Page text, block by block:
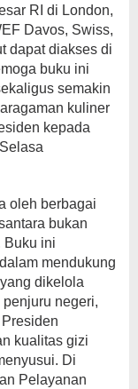
RI di London,
Davos, Swiss,
dapat diakses di
buku ini
semakin
kuliner
kepada
oleh berbagai
bukan
Buku ini
mendukung
dikelola
negeri,
kualitas gizi
Di
Pelayanan